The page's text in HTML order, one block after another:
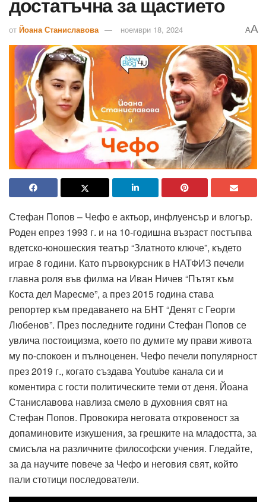
от Йоана Станиславова ноември 18, 2024 AA
Стефан Попов – Чефо е актьор, инфлуенсър и влогър.
Роден епрез 1993 г. и на 10-годишна възраст постъпва
вдетско-юношеския театър “Златното ключе”, където
играе 8 години. Като първокурсник в НАТФИЗ печели
главна роля във филма на Иван Ничев “Пътят към
Коста дел Маресме”, а през 2015 година става
репортер към предаването на БНТ “Денят с Георги
Любенов”. През последните години Стефан Попов се
увлича постоицизма, което по думите му прави живота
му по-спокоен и пълноценен. Чефо печели популярност
през 2019 г., когато създава Youtube канала си и
коментира с гости политическите теми от деня. Йоана
Станиславова навлиза смело в духовния свят на
Стефан Попов. Провокира неговата откровеност за
допаминовите изкушения, за грешките на младостта, за
смисъла на различните философски учения. Гледайте,
за да научите повече за Чефо и неговия свят, който
пали стотици последователи.